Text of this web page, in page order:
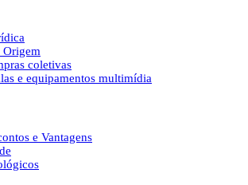
Origem
coletivas
e equipamentos multimídia
e Vantagens